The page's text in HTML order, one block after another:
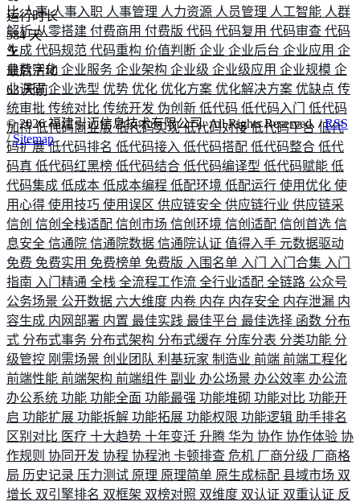
比人事人事入职 人事管理 人力资源 人员管理 人工智能 人群
解析从零搭建 付费商用 付费版 代码 代码复用 代码审查 代码
生成 代码规范 代码重构 价值判断 企业 企业后台 企业应用 企
业数字化 企业服务 企业架构 企业级 企业级应用 企业规模 企
业调研企业选型 优势 优化 优化方案 优化解决方案 优缺点 传
统审批 传统对比 传统开发 伪创新 低代码 低代码入门 低代码
加持低代码商业版低代码实现低代码对接低代码平台 低代
码扩展低代码排名 低代码接入 低代码搭配 低代码整合 低代
码真 低代码红黑榜 低代码结合 低代码编译型 低代码赋能 低
代码集成 低成本 低成本编程 低配环境 低配运行 使用优化 使
用心得 使用技巧 使用误区 供应链安全 供应链行业 供应链采
信创 信创全栈适配 信创市场 信创环境 信创适配 信创首选 信
息安全 信通院 信通院数据 信通院认证 值得入手 元数据驱动
免费 免费实用 免费榜单 免费版 入围名单 入门 入门合集 入门
指南 入门精通 全栈 全流程工作流 全行业适配 全链路 公众号
公务场景 公开数据 六大维度 内卷 内存 内存安全 内存泄漏 内
容生成 内网部署 内置 最佳实践 最佳平台 最佳选择 函数 分布
式 分布式事务 分布式架构 分布式缓存 分库分表 分类功能 分
级管控 刚需场景 创业团队 利基玩家 制造业 前端 前端工程化
前端性能 前端架构 前端组件 副业 办公场景 办公效率 办公流
办公系统 功能 功能全面 功能最强 功能堆砌 功能对比 功能开
启 功能扩展 功能拆解 功能拓展 功能权限 功能逻辑 助手排名
区别对比 医疗 十大趋势 十年变迁 升腾 华为 协作 协作体验 协
作规则 协同开发 协程 协程池 卡顿排查 危机 厂商分级 厂商格
局 历史记录 压力测试 原理 原理简单 原生成标配 县域市场 双
增长 双引擎排名 双框架 双榜对照 双维度 双认证 双重认证 反
运行时长
584 天
最后活动
63 天前
©2026福建引迈信息技术有限公司. All Rights Reserved. /RSS
/Sitemap